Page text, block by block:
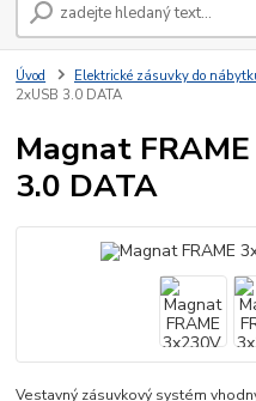
Úvod Elektrické zásuvky do
2xUSB 3.0 DATA
Magnat
3.0 DATA
Vestavný zásuvkový systém